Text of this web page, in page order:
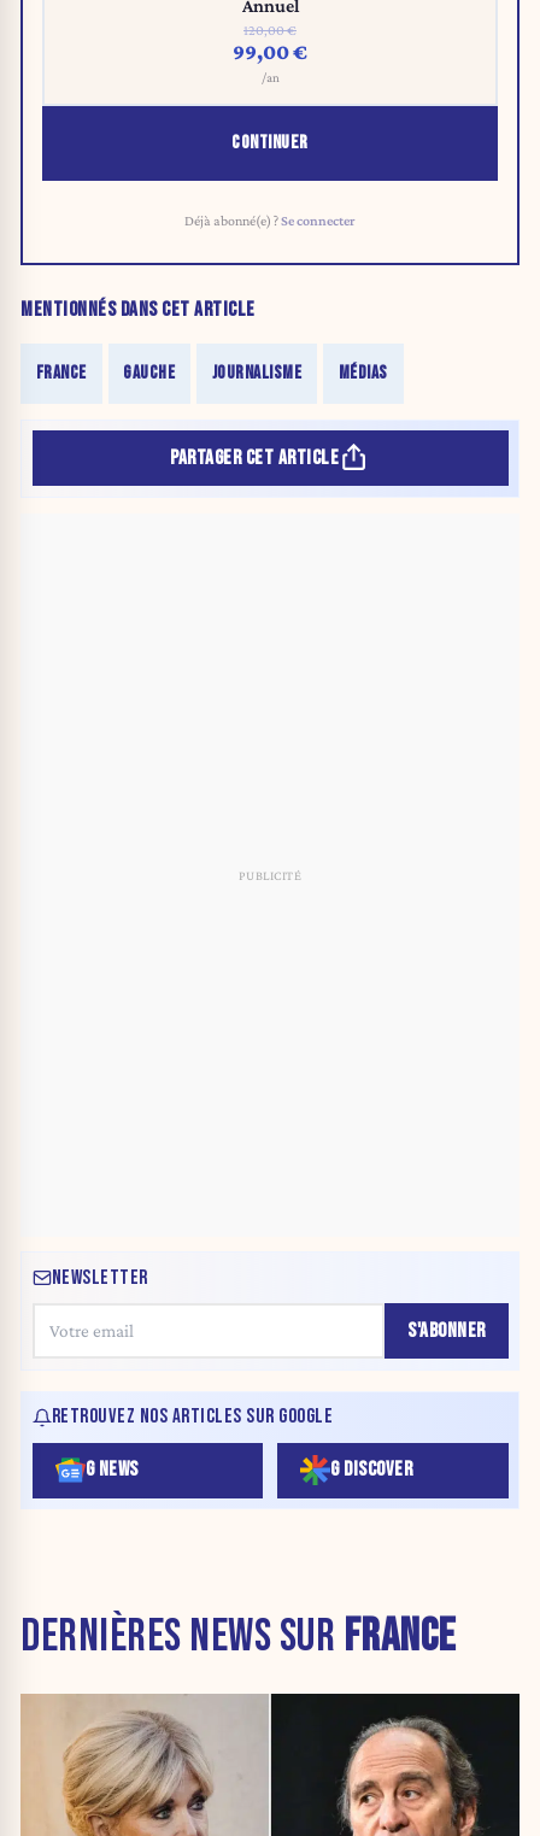
Annuel
120,00 €
99,00 €
/an
CONTINUER
Déjà abonné(e) ?Se connecter
MENTIONNÉS DANS CET ARTICLE
FRANCE GAUCHE JOURNALISME MÉDIAS
PARTAGER CET ARTICLE
NEWSLETTER
S'ABONNER
RETROUVEZ NOS ARTICLES SUR GOOGLE
G NEWS G DISCOVER
DERNIÈRES NEWS SUR FRANCE